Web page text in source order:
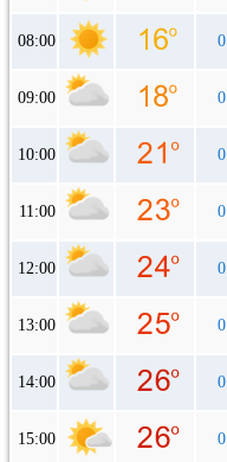
08:00
09:00
10:00
11:00
12:00
13:00
14:00
15:00